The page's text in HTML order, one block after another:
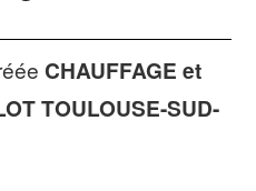
CHAUFFAGE et
TOULOUSE-SUD-